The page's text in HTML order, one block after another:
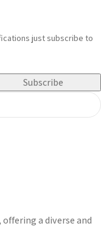
just subscribe to
Subscribe
a diverse and